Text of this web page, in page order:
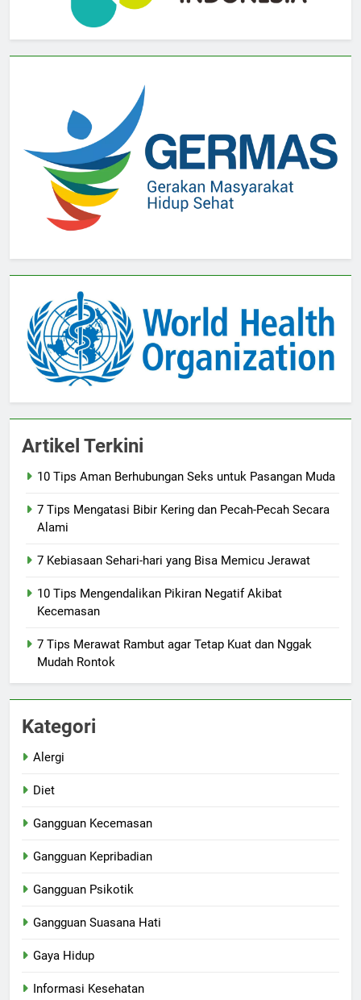
Artikel Terkini
10 Tips Aman Berhubungan Seks untuk Pasangan Muda
7 Tips Mengatasi Bibir Kering dan Pecah-Pecah Secara
Alami
7 Kebiasaan Sehari-hari yang Bisa Memicu Jerawat
10 Tips Mengendalikan Pikiran Negatif Akibat
Kecemasan
7 Tips Merawat Rambut agar Tetap Kuat dan Nggak
Mudah Rontok
Kategori
Alergi
Diet
Gangguan Kecemasan
Gangguan Kepribadian
Gangguan Psikotik
Gangguan Suasana Hati
Gaya Hidup
Informasi Kesehatan